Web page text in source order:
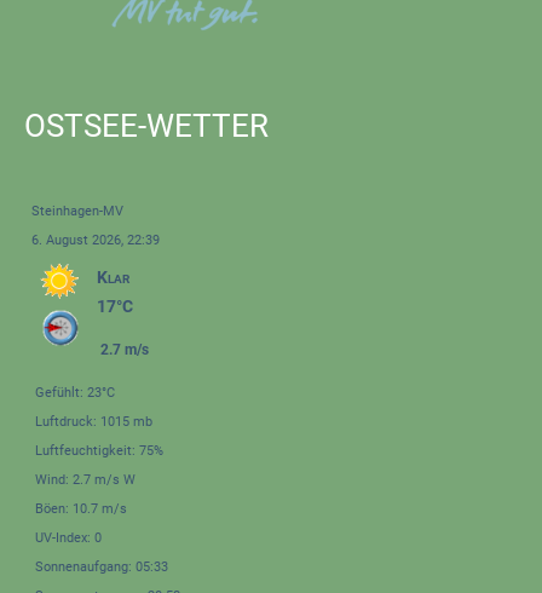
OSTSEE-WETTER
Steinhagen-MV
6. August 2026, 22:39
Klar
17°C
2.7 m/s
Gefühlt: 23°C
Luftdruck: 1015 mb
Luftfeuchtigkeit: 75%
Wind: 2.7 m/s W
Böen: 10.7 m/s
UV-Index: 0
Sonnenaufgang: 05:33